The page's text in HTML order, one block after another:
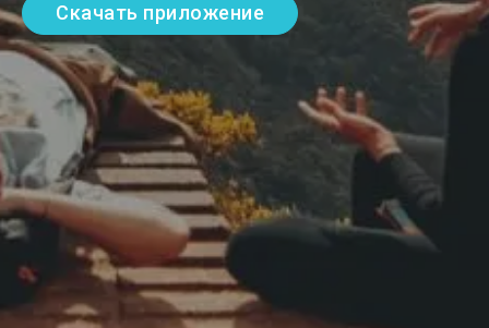
Скачать приложение